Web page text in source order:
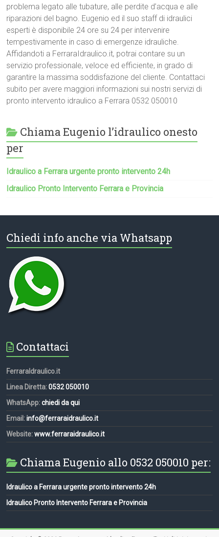
problema legato alle tubature, alle perdite d’acqua e alle
riparazioni del bagno. Eugenio ed il suo staff di idraulici
esperti è disponibile 24 ore su 24 per intervenire
tempestivamente in caso di emergenze idrauliche.
Affidandoti a FerraraIdraulico.it, potrai contare su un
servizio professionale, veloce ed efficiente, in grado di
garantire la massima soddisfazione del cliente. Contattaci
subito per avere maggiori informazioni sui nostri servizi di
pronto intervento idraulico a Ferrara 0532 050010
Chiama Eugenio l’idraulico onesto
per
Idraulico a Ferrara urgente pronto intervento 24h
Idraulico Pronto Intervento Ferrara e Provincia
Chiedi info anche via Whatsapp
Contattaci
FerraraIdraulico.it
Linea Diretta:0532 050010
WhatsApp:chiedi da qui
Email:info@ferraraidraulico.it
Website:www.ferraraidraulico.it
Chiama Eugenio allo 0532 050010 per:
Idraulico a Ferrara urgente pronto intervento 24h
Idraulico Pronto Intervento Ferrara e Provincia